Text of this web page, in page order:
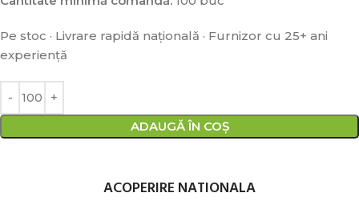
Pe stoc · Livrare rapidă națională · Furnizor cu 25+ ani
experiență
ADAUGĂ ÎN COȘ
ACOPERIRE NATIONALA